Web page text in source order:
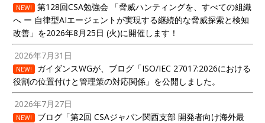
NEW!
第128回CSA勉強会 「脅威ハンティングを、すべての組織
へ ー 自律型AIエージェントが実現する継続的な脅威探索と検知
改善」を2026年8月25日 (火)に開催します！
2026年7月31日
NEW!
ガイダンスWGが、ブログ「ISO/IEC 27017:2026における
役割の位置付けと管理策の対応関係」を公開しました。
2026年7月27日
NEW!
ブログ「第2回 CSAジャパン関西支部 開発者向け海外最